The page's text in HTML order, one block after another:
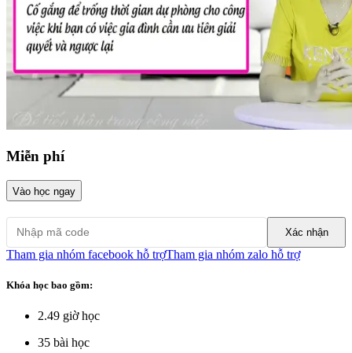
Miễn phí
Vào học ngay
Xác nhận
Tham gia nhóm facebook hỗ trợTham gia nhóm zalo hỗ trợ
Khóa học bao gồm:
2.49 giờ học
35 bài học